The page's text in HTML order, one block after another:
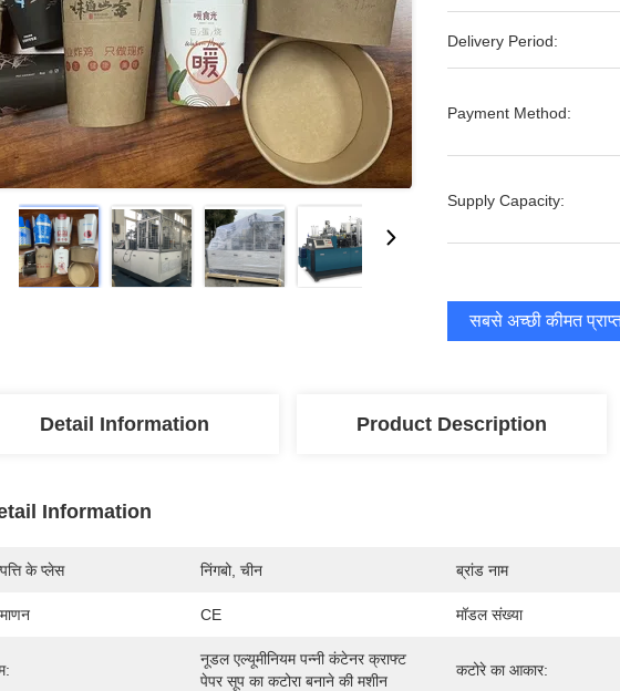
Delivery Period:
Payment Method:
Supply Capacity:
सबसे अच्छी कीमत
Detail Information Product Description
Information
के प्लेस निंगबो, चीन ब्रांड नाम
CE मॉडल संख्या
नूडल एल्यूमीनियम पन्नी कंटेनर क्राफ्ट
पेपर सूप का कटोरा बनाने की मशीन
कटोरे का आकार: